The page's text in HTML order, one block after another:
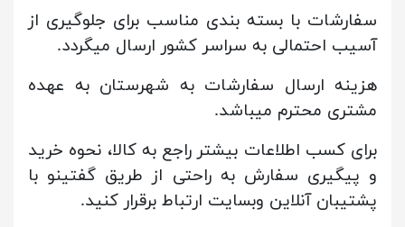
سفارشات با بسته بندی مناسب برای جلوگیری از
آسیب احتمالی به سراسر کشور ارسال میگردد.
هزینه ارسال سفارشات به شهرستان به عهده
مشتری محترم میباشد.
برای کسب اطلاعات بیشتر راجع به کالا، نحوه خرید
و پیگیری سفارش به راحتی از طریق گفتینو با
پشتیبان آنلاین وبسایت ارتباط برقرار کنید.